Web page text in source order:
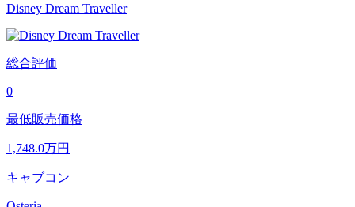
Disney Dream Traveller
総合評価
0
最低販売価格
1,748.0万円
キャブコン